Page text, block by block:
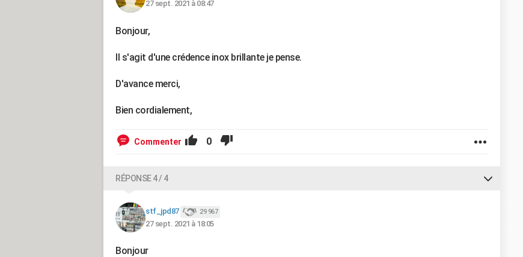
27 sept. 2021 à 08:47
Bonjour,
Il s'agit d'une crédence inox brillante je pense.
D'avance merci,
Bien cordialement,
Commenter 0
RÉPONSE 4 / 4
stf_jpd87 29 967
27 sept. 2021 à 18:05
Bonjour